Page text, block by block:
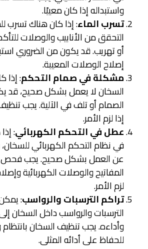
واستبداله إذا كان معيبًا.
تسرب الماء: إذا كان هناك تسرب
التحقق من الأنابيب والوصلات
أو تهريب. قد يكون من الضروري
إصلاح الوصلات المعيبة.
مشكلة في صمام التحكم: إذا
السخان لا يعمل بشكل صحيح، قد
الصمام أو تلف في الآلية. يجب
إذا لزم الأمر.
عطل في التحكم الكهربائي:
في نظام التحكم الكهربائي
عن العمل بشكل صحيح. يجب فحص
المفاتيح والوصلات الكهربائية
لزم الأمر.
تراكم الترسبات والرواسب:
الترسبات والرواسب داخل السخان
وأداءه. يجب تنظيف السخان بانتظام
للحفاظ على أدائه المثلى.